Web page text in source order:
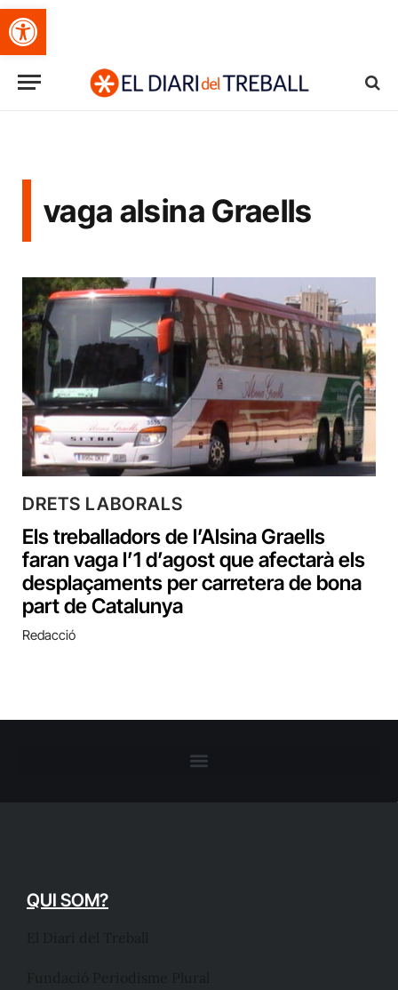
Obre la barra d'eines
vaga alsina Graells
DRETS LABORALS
Els treballadors de l’Alsina Graells
faran vaga l’1 d’agost que afectarà els
desplaçaments per carretera de bona
part de Catalunya
Redacció
QUI SOM?